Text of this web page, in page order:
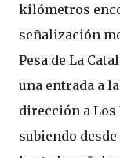
kilómetros
señalización
Pesa de La
una entrada a
dirección a Los
subiendo desde